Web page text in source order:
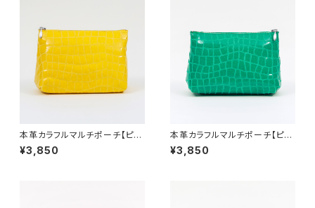
本革カラフルマルチポーチ【ピッ
グスキン】レモンイエロー
¥3,850
本革カラフルマルチポーチ【ピッ
グスキン】ミントグリーン
¥3,850